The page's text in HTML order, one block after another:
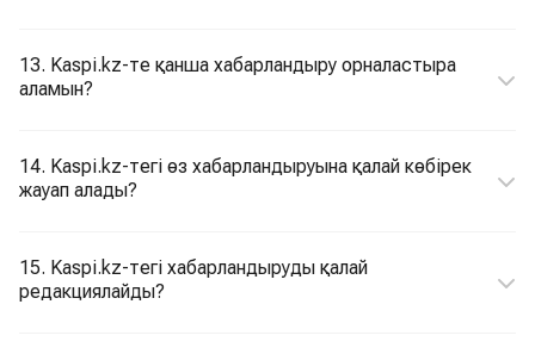
13. Kaspi.kz-те қанша хабарландыру орналастыра
аламын?
14. Kaspi.kz-тегі өз хабарландыруына қалай көбірек
жауап алады?
15. Kaspi.kz-тегі хабарландыруды қалай
редакциялайды?